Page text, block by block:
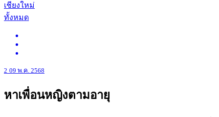
เชียงใหม่
ทั้งหมด
2 09 พ.ค. 2568
หาเพื่อนหญิงตามอายุ